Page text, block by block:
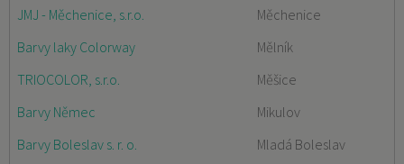
JMJ - Měchenice, s.r.o.
Měchenice
Barvy laky Colorway
Mělník
TRIOCOLOR, s.r.o.
Měšice
Barvy Němec
Mikulov
Barvy Boleslav s. r. o.
Mladá Boleslav